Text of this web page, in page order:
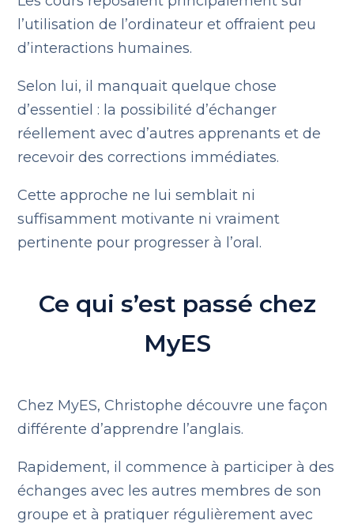
l’utilisation de l’ordinateur et offraient peu
d’interactions humaines.
Selon lui, il manquait quelque chose
d’essentiel : la possibilité d’échanger
réellement avec d’autres apprenants et de
recevoir des corrections immédiates.
Cette approche ne lui semblait ni
suffisamment motivante ni vraiment
pertinente pour progresser à l’oral.
Ce qui s’est passé chez
MyES
Chez MyES, Christophe découvre une façon
différente d’apprendre l’anglais.
Rapidement, il commence à participer à des
échanges avec les autres membres de son
groupe et à pratiquer régulièrement avec